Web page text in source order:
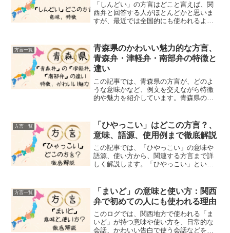
「しんどい」の方言はどこと言えば、関
西弁と回答する人がほとんどかと思いま
すが、最近では全国的にも使われるよう
い」はテレビなど、広くメデイアで広が
った影響が大きいのも影響...
方言一覧
青森県のかわいい魅力的な方言、
青森弁・津軽弁・南部弁の特徴と
違い
この記事では、青森県の方言が、どのよ
うな意味かなど、例文を交えながら特徴
的や魅力を紹介しています。青森県の地
弁」ですが、実際に青森弁は「津軽弁」
「南部弁」という異なる方言に...
方言一覧
「ひやっこい」はどこの方言？、
意味、語源、使用例まで徹底解説
この記事では、「ひやっこい」の意味や
語源、使い方から、関連する方言まで詳
しく解説します。「ひやっこい」という
感覚を覚える方もいるかもしれません。
実は、「ひやっこい」は東...
方言一覧
「まいど」の意味と使い方：関西
弁で初めての人にも使われる理由
このログでは、関西地方で使われる「ま
いど」が持つ意味や使い方を、日常的な
会話、かわいい告白で使う会話などを交